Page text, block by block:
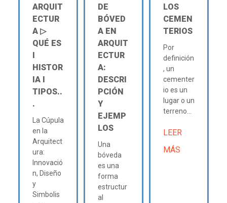
ARQUIT
ECTUR
A ▷
QUÉ ES
Ι
HISTOR
IA Ι
TIPOS..
.
La Cúpula
en la
Arquitect
ura:
Innovació
n, Diseño
y
Simbolis
DE
BÓVED
A EN
ARQUIT
ECTUR
A:
DESCRI
PCIÓN
Y
EJEMP
LOS
Una
bóveda
es una
forma
estructur
al
LOS
CEMEN
TERIOS
Por
definición
, un
cementer
io es un
lugar o un
terreno...
LEER
MÁS